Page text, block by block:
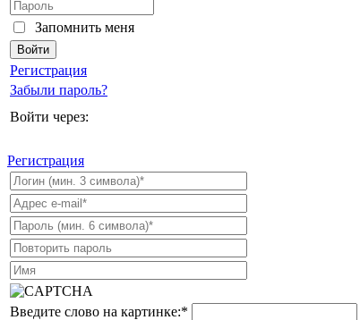
Запомнить меня
Регистрация
Забыли пароль?
Войти через:
Регистрация
Введите слово на картинке:*